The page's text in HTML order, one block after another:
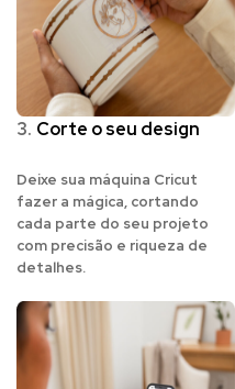
3. Corte o seu design
Deixe sua máquina Cricut
fazer a mágica, cortando
cada parte do seu projeto
com precisão e riqueza de
detalhes.